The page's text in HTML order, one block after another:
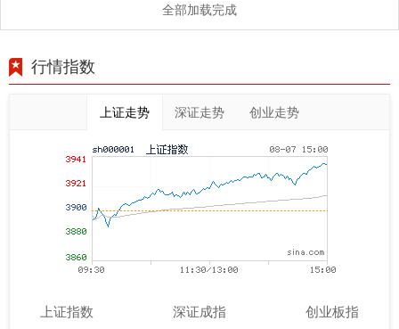
全部加载完成
行情指数
上证走势 深证走势 创业走势
上证指数 深证成指 创业板指